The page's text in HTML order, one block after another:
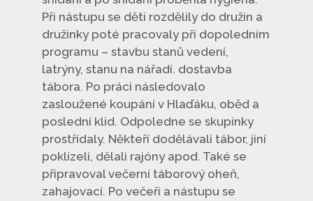
Při nástupu se děti rozdělily do družin a
družinky poté pracovaly při dopoledním
programu – stavbu stanů vedení,
latrýny, stanu na nářadí. dostavba
tábora. Po práci následovalo
zasloužené koupání v Hlaďáku, oběd a
poslední klid. Odpoledne se skupinky
prostřídaly. Někteří dodělávali tábor, jiní
poklízeli, dělali rajóny apod. Také se
připravoval večerní táborový oheň,
zahajovací. Po večeři a nástupu se